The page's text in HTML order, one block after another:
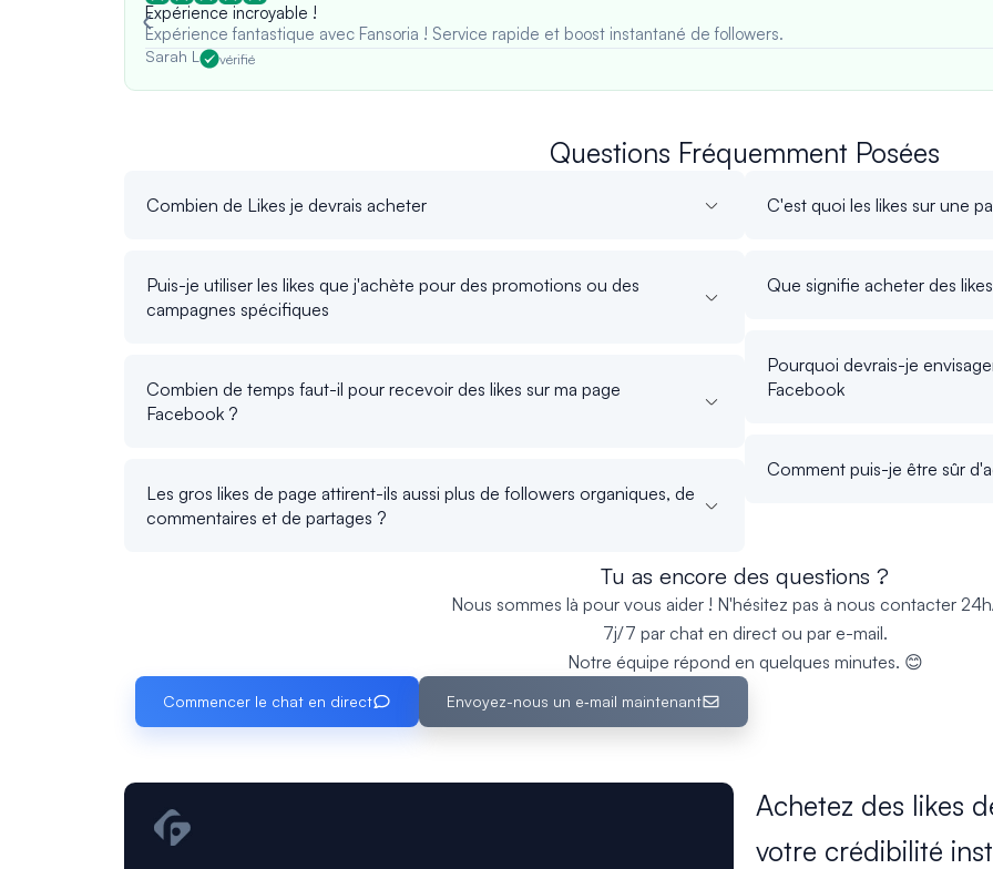
Expérience incroyable !
Expérience fantastique avec Fansoria ! Service rapide et boost instantané de followers.
Sarah L vérifié
Questions Fréquemment Posées
Combien de Likes je devrais acheter
Puis-je utiliser les likes que j'achète pour des promotions ou des
campagnes spécifiques
Combien de temps faut-il pour recevoir des likes sur ma page
Facebook ?
Les gros likes de page attirent-ils aussi plus de followers organiques, de
commentaires et de partages ?
C'est quoi les likes sur une
Que signifie acheter des
Pourquoi devrais-je
Facebook
Comment puis-je être sûr
Tu as encore des questions ?
Nous sommes là pour vous aider ! N'hésitez pas à nous contacter
7j/7 par chat en direct ou par e-mail.
Notre équipe répond en quelques minutes. 😊
Commencer le chat en direct Envoyez-nous un e‑mail maintenant
Achetez des likes
votre crédibilité